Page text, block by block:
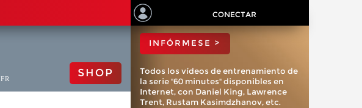
CONECTAR
FR SHOP
ChessBase?
INFÓRMESE >
Todos los vídeos de entrenamiento de
la serie "60 minutes" disponibles en
Internet, con Daniel King, Lawrence
Trent, Rustam Kasimdzhanov, etc.